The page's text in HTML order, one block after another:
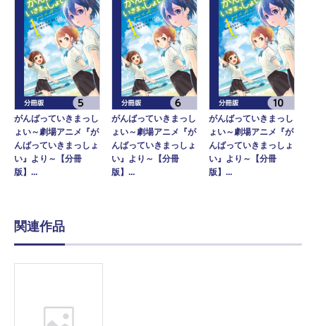
がんばっていきまっし
ょい～劇場アニメ『が
んばっていきまっしょ
い』より～【分冊
版】...
がんばっていきまっし
ょい～劇場アニメ『が
んばっていきまっしょ
い』より～【分冊
版】...
がんばっていきまっし
ょい～劇場アニメ『が
んばっていきまっしょ
い』より～【分冊
版】...
関連作品